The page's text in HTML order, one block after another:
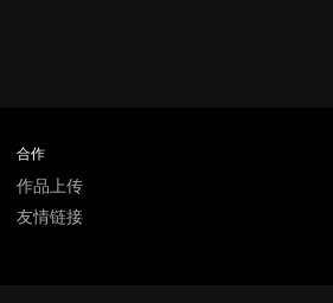
合作
作品上传
友情链接